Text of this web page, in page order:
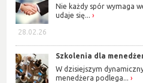
28.02.26
Nie każdy spór wymaga
udaje się...
Szkolenia dla
W dzisiejszym
menedżera podlega...